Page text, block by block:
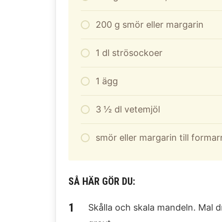
200 g smör eller margarin
1 dl strösockoer
1 ägg
3 ½ dl vetemjöl
smör eller margarin till
SÅ HÄR GÖR DU:
Skålla och skala mandeln. Mal